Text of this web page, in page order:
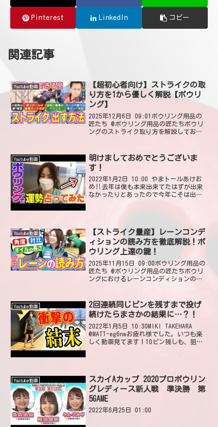
Pinterest LinkedIn コピー
関連記事
Youtube動画
【超初心者向け】ストライクの取
り方を1から優しく解説【ボウリ
ング】
2025年12月6日 09:01ボウリング用品の
匠たち @ボウリング用品の匠たちボウリ
ングのストライク取り方を解説しており
12月6日 14:18 いいね1件 @mr...
Youtube動画
明けましておめでとうございま
す！
2022年1月2日 10:00 やまトールあけお
め‼️去年は僕も本来出来てたはずが出来
なかったりとあったので今年こそは出来
Youtube動画
【ストライク量産】レーンコンデ
ィションの読み方を徹底解説！ボ
ウリング上達の鍵！
2025年11月15日 09:00ボウリング用品の
匠たち @ボウリング用品の匠たちボウリ
ングにおけるレーンコンディションの読
ださい😆2025年11月16日 16:39 ...
Youtube動画
2回連続同じピンを残すまで投げ
続けたらまさかの結果に…？！
2022年1月5日 10:30MIKI TAKEHARA
@MATT-eg6nwお疲れ様でした。いつも楽
しく動画見てます！10ピン残しも、狙っ
Youtube動画
スカイAカップ 2020プロボウリン
グレディース新人戦 準決勝 第
5GAME
2022年6月25日 01:00